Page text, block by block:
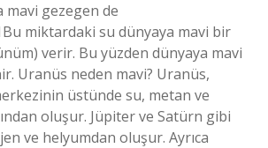
mavi gezegen de
miktardaki su dünyaya mavi bir
verir. Bu yüzden dünyaya mavi
Uranüs neden mavi? Uranüs,
üstünde su, metan ve
oluşur. Jüpiter ve Satürn gibi
ve helyumdan oluşur. Ayrıca